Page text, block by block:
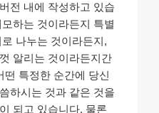
전 내에 작성하고 있습
하는 것이라든지 특별
나누는 것이라든지,
알리는 것이라든지간
떤 특정한 순간에 당신
하시는 것과 같은 것을
되고 있습니다. 물론